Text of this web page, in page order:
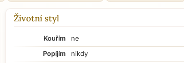
Životní styl
Kouřím
ne
Popíjím
nikdy